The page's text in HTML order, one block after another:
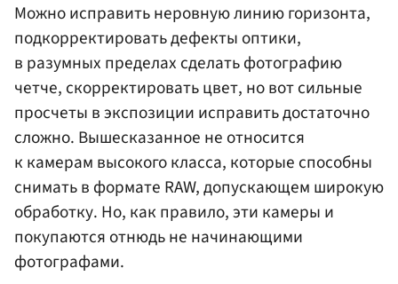
Можно исправить неровную линию горизонта,
подкорректировать дефекты оптики,
в разумных пределах сделать фотографию
четче, скорректировать цвет, но вот сильные
просчеты в экспозиции исправить достаточно
сложно. Вышесказанное не относится
к камерам высокого класса, которые способны
снимать в формате RAW, допускающем широкую
обработку. Но, как правило, эти камеры и
покупаются отнюдь не начинающими
фотографами.